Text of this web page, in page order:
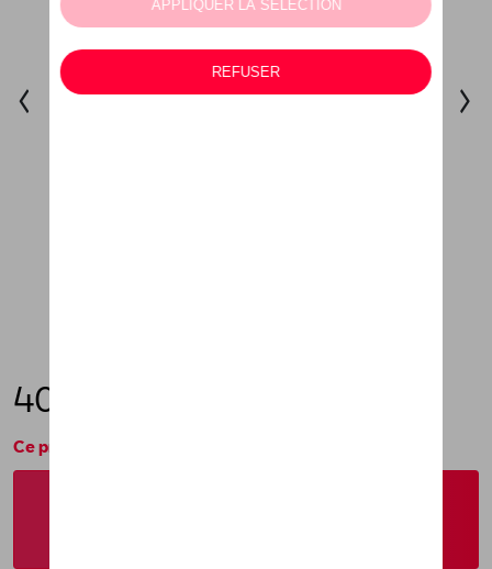
40,00 €
Ce produit n'est actuellement pas de stock